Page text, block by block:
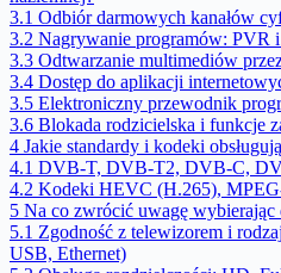
3.1 Odbiór darmowych kanałów
3.2 Nagrywanie programów: PVR
3.3 Odtwarzanie multimediów
3.4 Dostęp do aplikacji
3.5 Elektroniczny przewodnik
3.6 Blokada rodzicielska i funkcje
4 Jakie standardy i kodeki
4.1 DVB-T, DVB-T2, DVB-C,
4.2 Kodeki HEVC (H.265),
5 Na co zwrócić uwagę
5.1 Zgodność z telewizorem i
USB, Ethernet)